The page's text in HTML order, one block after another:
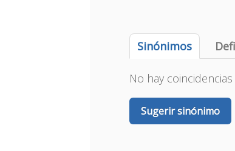
Sinónimos
No hay coincidencias
Sugerir sinónimo